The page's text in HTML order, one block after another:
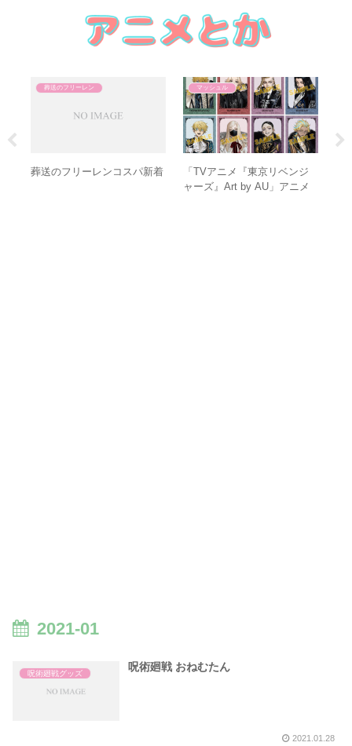
葬送のフリーレン
葬送のフリーレンコスパ新着
マッシュル
「TVアニメ『東京リベンジ
ャーズ』Art by AU」アニメ
2021-01
呪術廻戦グッズ
呪術廻戦 おねむたん
2021.01.28